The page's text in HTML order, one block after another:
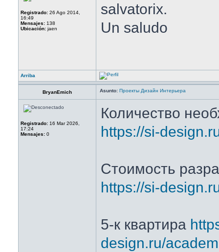
Registrado: 26 Ago 2014,
16:49
Mensajes: 138
Ubicación: jaen
salvatorix.
Un saludo
Arriba
BryanEmich Asunto: Проекты Дизайн Интерьера
Registrado: 16 Mar 2026,
17:24
Mensajes: 0
Количество
https://si-
Стоимость
https://si-
5-к квартира
design.ru/